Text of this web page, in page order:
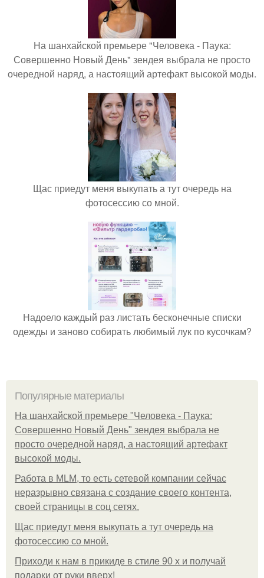
На шанхайской премьере "Человека - Паука:
Совершенно Новый День" зендея выбрала не просто
очередной наряд, а настоящий артефакт высокой моды.
Щас приедут меня выкупать а тут очередь на
фотосессию со мной.
Надоело каждый раз листать бесконечные списки
одежды и заново собирать любимый лук по кусочкам?
Популярные материалы
На шанхайской премьере "Человека - Паука:
Совершенно Новый День" зендея выбрала не
просто очередной наряд, а настоящий артефакт
высокой моды.
Работа в MLM, то есть сетевой компании сейчас
неразрывно связана с создание своего контента,
своей страницы в соц сетях.
Щас приедут меня выкупать а тут очередь на
фотосессию со мной.
Приходи к нам в прикиде в стиле 90 х и получай
подарки от руки вверх!